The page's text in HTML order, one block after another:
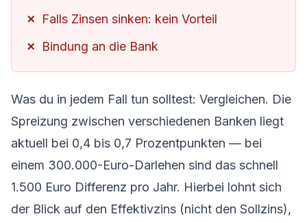
Falls Zinsen sinken: kein Vorteil
Bindung an die Bank
Was du in jedem Fall tun solltest: Vergleichen. Die
Spreizung zwischen verschiedenen Banken liegt
aktuell bei 0,4 bis 0,7 Prozentpunkten — bei
einem 300.000-Euro-Darlehen sind das schnell
1.500 Euro Differenz pro Jahr. Hierbei lohnt sich
der Blick auf den Effektivzins (nicht den Sollzins),